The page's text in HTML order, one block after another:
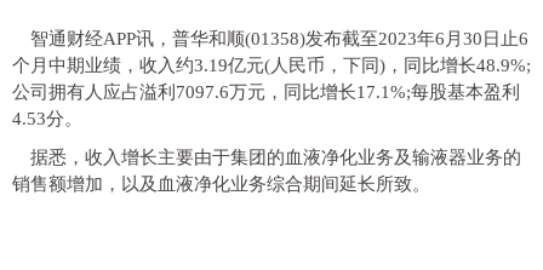
智通财经APP讯，普华和顺(01358)发布截至2023年6月30日止6
个月中期业绩，收入约3.19亿元(人民币，下同)，同比增长48.9%;
公司拥有人应占溢利7097.6万元，同比增长17.1%;每股基本盈利
4.53分。
据悉，收入增长主要由于集团的血液净化业务及输液器业务的
销售额增加，以及血液净化业务综合期间延长所致。